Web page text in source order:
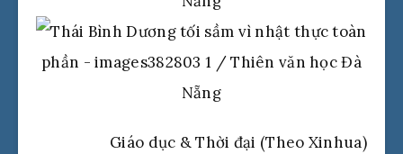
Giáo dục & Thời đại (Theo Xinhua)